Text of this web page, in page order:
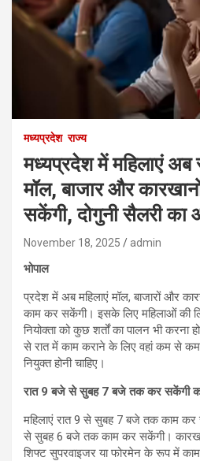
मध्यप्रदेश राज्य
मध्यप्रदेश में महिलाएं अब
मॉल, बाजार और
सकेंगी, दोगुनी सैलरी का
November 18, 2025 admin
भोपाल
प्रदेश में अब महिलाएं मॉल, बाजारों और
काम कर सकेंगी। इसके लिए महिलाओं की
नियोक्ता को कुछ शर्तों का पालन भी करना
से रात में काम कराने के लिए वहां कम से कम
नियुक्त होनी चाहिए।
रात 9 बजे से सुबह 7 बजे तक कर सकेंगी
महिलाएं रात 9 से सुबह 7 बजे तक काम कर
से सुबह 6 बजे तक काम कर सकेंगी। कारखाने
शिफ्ट सुपरवाइजर या फोरमेन के रूप में